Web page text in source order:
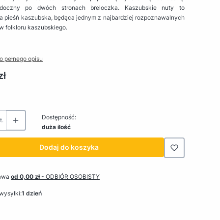
po dwóch stronach breloczka. Kaszubskie nuty to
pieśń kaszubska, będąca jednym z najbardziej rozpoznawalnych
folkloru kaszubskiego.
pełnego opisu
Dostępność:
duża ilość
Dodaj do koszyka
od 0,00 zł- ODBIÓR OSOBISTY
1 dzień